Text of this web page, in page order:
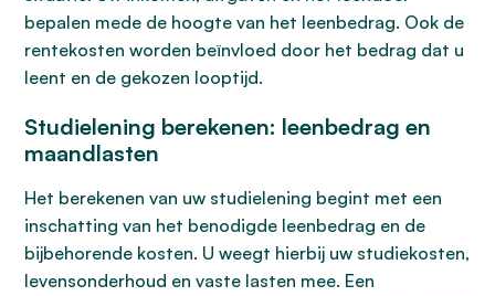
bepalen mede de hoogte van het leenbedrag. Ook de
rentekosten worden beïnvloed door het bedrag dat u
leent en de gekozen looptijd.
Studielening berekenen: leenbedrag en
maandlasten
Het berekenen van uw studielening begint met een
inschatting van het benodigde leenbedrag en de
bijbehorende kosten. U weegt hierbij uw studiekosten,
levensonderhoud en vaste lasten mee. Een